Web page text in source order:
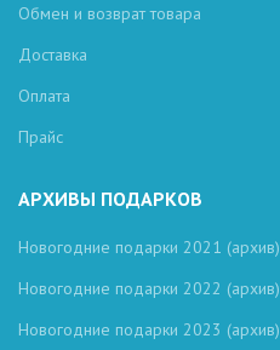
Обмен и возврат товара
Доставка
Оплата
Прайс
АРХИВЫ ПОДАРКОВ
Новогодние подарки 2021 (архив)
Новогодние подарки 2022 (архив)
Новогодние подарки 2023 (архив)